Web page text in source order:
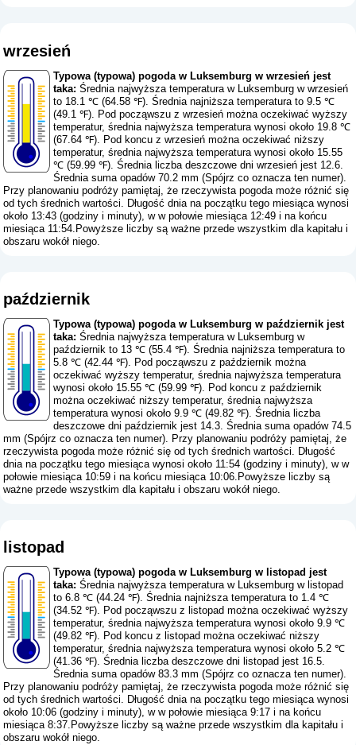
wrzesień
Typowa (typowa) pogoda w Luksemburg w wrzesień jest
taka: Średnia najwyższa temperatura w Luksemburg w wrzesień
to 18.1 ℃ (64.58 ℉). Średnia najniższa temperatura to 9.5 ℃
(49.1 ℉). Pod począwszu z wrzesień można oczekiwać wyższy
temperatur, średnia najwyższa temperatura wynosi około 19.8 ℃
(67.64 ℉). Pod koncu z wrzesień można oczekiwać niższy
temperatur, średnia najwyższa temperatura wynosi około 15.55
℃ (59.99 ℉). Średnia liczba deszczowe dni wrzesień jest 12.6.
Średnia suma opadów 70.2 mm (Spójrz co oznacza ten numer).
Przy planowaniu podróży pamiętaj, że rzeczywista pogoda może różnić się
od tych średnich wartości. Długość dnia na początku tego miesiąca wynosi
około 13:43 (godziny i minuty), w w połowie miesiąca 12:49 i na końcu
miesiąca 11:54.Powyższe liczby są ważne przede wszystkim dla kapitału i
obszaru wokół niego.
październik
Typowa (typowa) pogoda w Luksemburg w październik jest
taka: Średnia najwyższa temperatura w Luksemburg w
październik to 13 ℃ (55.4 ℉). Średnia najniższa temperatura to
5.8 ℃ (42.44 ℉). Pod począwszu z październik można
oczekiwać wyższy temperatur, średnia najwyższa temperatura
wynosi około 15.55 ℃ (59.99 ℉). Pod koncu z październik
można oczekiwać niższy temperatur, średnia najwyższa
temperatura wynosi około 9.9 ℃ (49.82 ℉). Średnia liczba
deszczowe dni październik jest 14.3. Średnia suma opadów 74.5
mm (Spójrz co oznacza ten numer). Przy planowaniu podróży pamiętaj, że
rzeczywista pogoda może różnić się od tych średnich wartości. Długość
dnia na początku tego miesiąca wynosi około 11:54 (godziny i minuty), w w
połowie miesiąca 10:59 i na końcu miesiąca 10:06.Powyższe liczby są
ważne przede wszystkim dla kapitału i obszaru wokół niego.
listopad
Typowa (typowa) pogoda w Luksemburg w listopad jest
taka: Średnia najwyższa temperatura w Luksemburg w listopad
to 6.8 ℃ (44.24 ℉). Średnia najniższa temperatura to 1.4 ℃
(34.52 ℉). Pod począwszu z listopad można oczekiwać wyższy
temperatur, średnia najwyższa temperatura wynosi około 9.9 ℃
(49.82 ℉). Pod koncu z listopad można oczekiwać niższy
temperatur, średnia najwyższa temperatura wynosi około 5.2 ℃
(41.36 ℉). Średnia liczba deszczowe dni listopad jest 16.5.
Średnia suma opadów 83.3 mm (Spójrz co oznacza ten numer).
Przy planowaniu podróży pamiętaj, że rzeczywista pogoda może różnić się
od tych średnich wartości. Długość dnia na początku tego miesiąca wynosi
około 10:06 (godziny i minuty), w w połowie miesiąca 9:17 i na końcu
miesiąca 8:37.Powyższe liczby są ważne przede wszystkim dla kapitału i
obszaru wokół niego.